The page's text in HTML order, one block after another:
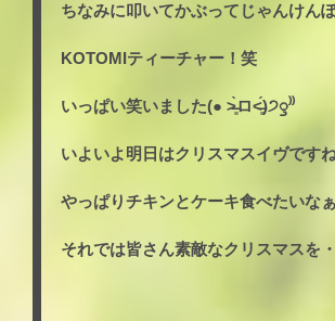
ちなみに叩いてかぶってじゃんけん
KOTOMIティーチャー！笑
いっぱい笑いました(● ˃̶͈̀ロ˂̶͈́)੭ꠥ⁾⁾
いよいよ明日はクリスマスイヴです
やっぱりチキンとケーキ食べたいな
それでは皆さん素敵なクリスマスを